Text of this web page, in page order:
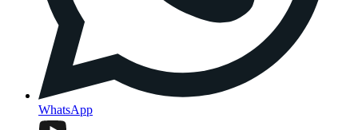
WhatsApp